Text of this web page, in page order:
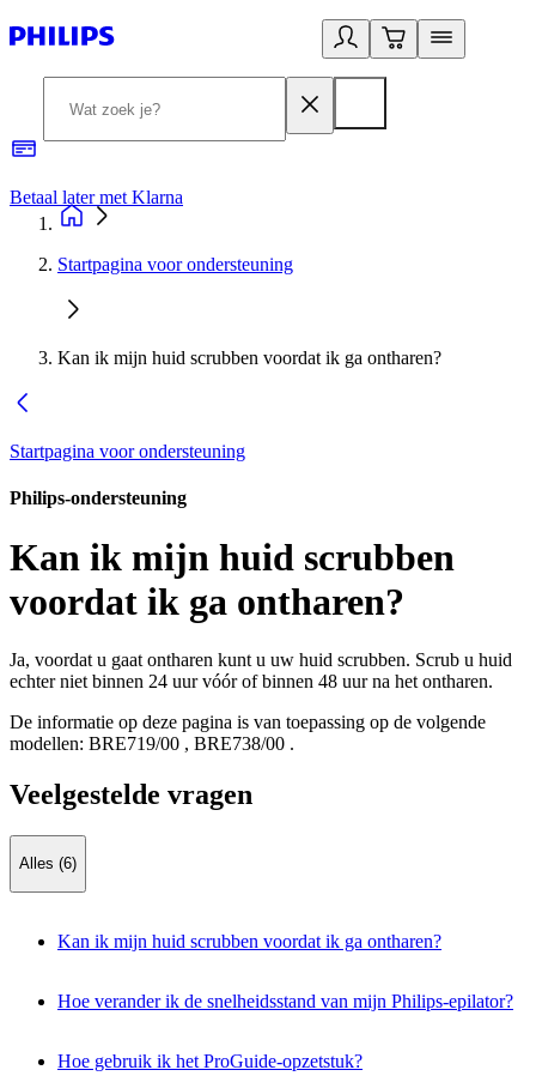
Betaal later met Klarna
Startpagina voor ondersteuning
Kan ik mijn huid scrubben voordat ik ga ontharen?
Startpagina voor ondersteuning
Philips-ondersteuning
Kan ik mijn huid scrubben
voordat ik ga ontharen?
Ja, voordat u gaat ontharen kunt u uw huid scrubben. Scrub u huid
echter niet binnen 24 uur vóór of binnen 48 uur na het ontharen.
De informatie op deze pagina is van toepassing op de volgende
modellen: BRE719/00 , BRE738/00 .
Veelgestelde vragen
Alles (6)
Kan ik mijn huid scrubben voordat ik ga ontharen?
Hoe verander ik de snelheidsstand van mijn Philips-epilator?
Hoe gebruik ik het ProGuide-opzetstuk?